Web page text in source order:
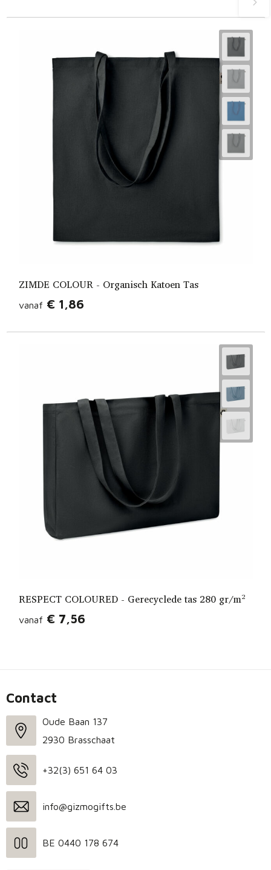
ZIMDE COLOUR - Organisch Katoen Tas
vanaf € 1,86
RESPECT COLOURED - Gerecyclede tas 280 gr/m²
vanaf € 7,56
Contact
Oude Baan 137
2930 Brasschaat
+32(3) 651 64 03
info@gizmogifts.be
BE 0440 178 674